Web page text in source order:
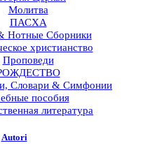
Молитва
ПАСХА
Нотные Сборники
христианство
Проповеди
Словари & Симфонии
пособия
литература
Autori